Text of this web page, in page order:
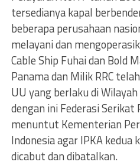
tersedianya kapal
beberapa perusahaan
melayani dan
Cable Ship Fuhai dan Bold
Panama dan Milik RRC
UU yang berlaku di
dengan ini Federasi
menuntut Kementerian
Indonesia agar IPKA
dicabut dan dibatalkan.